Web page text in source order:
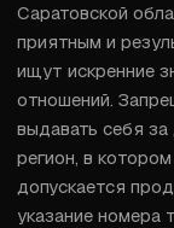
Саратовской
приятным и
ищут искренние
отношений.
выдавать себя за
регион, в
допускается
указание номера